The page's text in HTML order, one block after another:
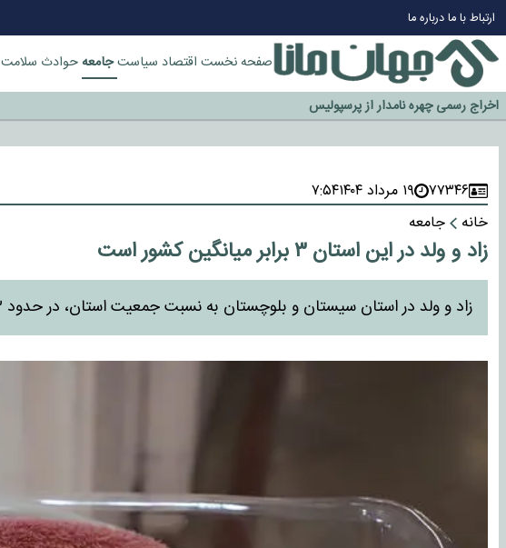
ارتباط با مادرباره ما
صفحه نخست اقتصاد سیاستجامعه حوادث سلامت
چرا طلا دوباره افزایشی شد؟
گزینه جدایی اوسمار روی میز مدیران پرسپولیس
آیا رئیس جمهور آمریکا قانون را دور می‌زند؟
اخراج رسمی چهره نامدار از پرسپولیس
سازمان اطلاعات سپاه: پروژه دولت ترامپ برای مهار چین، روسیه و اروپا شکست خورد
۷۷۳۴۶ ۱۹ مرداد ۱۴۰۴
۷:۵۴
خانه
جامعه
زاد و ولد در این استان ۳ برابر میانگین کشور است
زاد و ولد در استان سیستان و بلوچستان به نسبت جمعیت استان، در حدود ۳برابر میانگین زاد و ولد در کشور است.